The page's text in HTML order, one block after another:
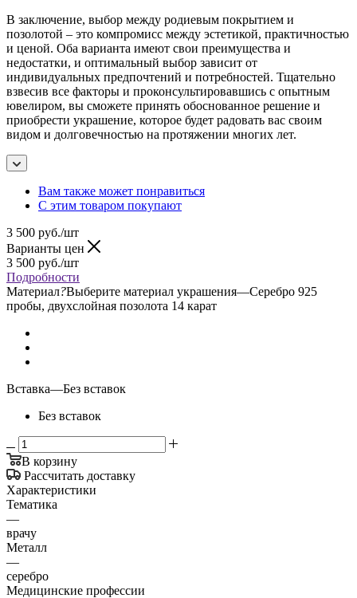
В заключение, выбор между родиевым покрытием и
позолотой – это компромисс между эстетикой, практичностью
и ценой. Оба варианта имеют свои преимущества и
недостатки, и оптимальный выбор зависит от
индивидуальных предпочтений и потребностей. Тщательно
взвесив все факторы и проконсультировавшись с опытным
ювелиром, вы сможете принять обоснованное решение и
приобрести украшение, которое будет радовать вас своим
видом и долговечностью на протяжении многих лет.
Вам также может понравиться
С этим товаром покупают
3 500 руб./шт
Варианты цен
3 500 руб./шт
Подробности
Материал?Выберите материал украшения—Серебро 925
пробы, двухслойная позолота 14 карат
Вставка—Без вставок
Без вставок
В корзину
Рассчитать доставку
Характеристики
Тематика
—
врачу
Металл
—
серебро
Медицинские профессии